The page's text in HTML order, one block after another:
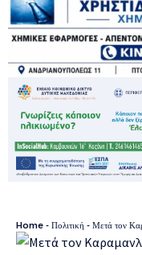
Home - Πολιτική - Μετά τον